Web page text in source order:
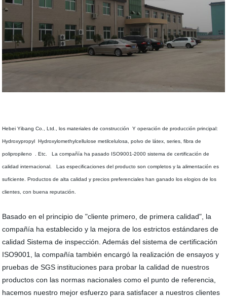
Hebei Yibang Co., Ltd., los materiales de construcción Y operación de producción principal:
Hydroxypropyl Hydroxylomethylcellulose metilcelulosa,polvo de látex, series ,fibra de
polipropileno . Etc. La compañía ha pasado ISO9001-2000 sistema de certificación de
calidad internacional Las especificaciones del producto son completos y la alimentación es
suficiente. Productos de alta calidad y precios preferenciales han ganado los elogios de los
clientes, con buena reputación.
Basado en el principio de "cliente primero, de primera calidad", la
compañía ha establecido y la mejora de los estrictos estándares de
calidad Sistema de inspección. Además del sistema de certificación
ISO9001, la compañía también encargó la realización de ensayos y
pruebas de SGS instituciones para probar la calidad de nuestros
productos con las normas nacionales como el punto de referencia,
hacemos nuestro mejor esfuerzo para satisfacer a nuestros clientes